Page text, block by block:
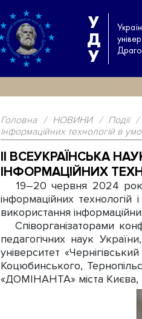
У
Д
У
Головна / НОВИНИ / Події /
інформаційних технологій в
ІІ ВСЕУКРАЇНСЬКА
ІНФОРМАЦІЙНИХ
19–20 червня 2024 року
інформаційних технологій
використання
Співорганізаторами
педагогічних наук
університет
Коцюбинського,
«ДОМІНАНТА» міста Києва,